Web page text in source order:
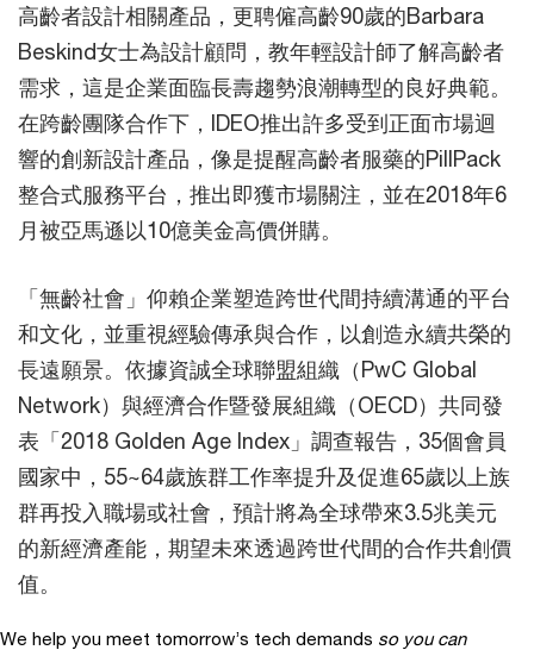
高齡者設計相關產品，更聘僱高齡90歲的Barbara
Beskind女士為設計顧問，教年輕設計師了解高齡者
需求，這是企業面臨長壽趨勢浪潮轉型的良好典範。
在跨齡團隊合作下，IDEO推出許多受到正面市場迴
響的創新設計產品，像是提醒高齡者服藥的PillPack
整合式服務平台，推出即獲市場關注，並在2018年6
月被亞馬遜以10億美金高價併購。
「無齡社會」仰賴企業塑造跨世代間持續溝通的平台
和文化，並重視經驗傳承與合作，以創造永續共榮的
長遠願景。依據資誠全球聯盟組織（PwC Global
Network）與經濟合作暨發展組織（OECD）共同發
表「2018 Golden Age Index」調查報告，35個會員
國家中，55~64歲族群工作率提升及促進65歲以上族
群再投入職場或社會，預計將為全球帶來3.5兆美元
的新經濟產能，期望未來透過跨世代間的合作共創價
值。
We help you meet tomorrow’s tech demands so you can